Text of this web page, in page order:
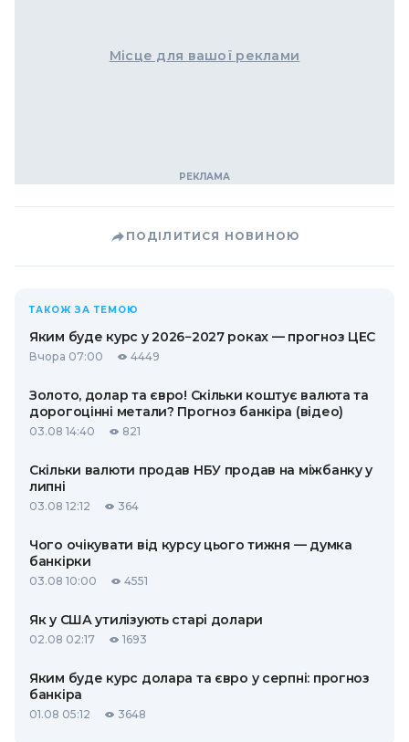
Місце для вашої реклами
ПОДІЛИТИСЯ НОВИНОЮ
ТАКОЖ ЗА ТЕМОЮ
Яким буде курс у 2026−2027 роках — прогноз ЦЕС
Вчора 07:00 4449
Золото, долар та євро! Скільки коштує валюта та
дорогоцінні метали? Прогноз банкіра (відео)
03.08 14:40 821
Скільки валюти продав НБУ продав на міжбанку у
липні
03.08 12:12 364
Чого очікувати від курсу цього тижня — думка
банкірки
03.08 10:00 4551
Як у США утилізують старі долари
02.08 02:17 1693
Яким буде курс долара та євро у серпні: прогноз
банкіра
01.08 05:12 3648